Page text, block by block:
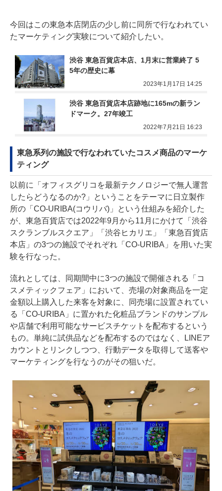
今回はこの東急本店閉店の少し前に同所で行なわれてい
たマーケティング実験について紹介したい。
渋谷 東急百貨店本店、1月末に営業終了 5
5年の歴史に幕
2023年1月17日 14:25
渋谷 東急百貨店本店跡地に165mの新ラン
ドマーク。27年竣工
2022年7月21日 16:23
東急系列の施設で行なわれていたコスメ商品のマーケ
ティング
以前に「オフィスグリコを最新テクノロジーで無人運営
したらどうなるのか?」ということをテーマに日立製作
所の「 CO-URIBA(コウリバ)」という仕組みを紹介した
が、東急百貨店では2022年9月から11月にかけて「渋谷
スクランブルスクエア」「渋谷ヒカリエ」「東急百貨店
本店」の3つの施設でそれぞれ「CO-URIBA」を用いた実
験を行なった。
流れとしては、同期間中に3つの施設で開催される「コ
スメティックフェア」において、売場の対象商品を一定
金額以上購入した来客を対象に、同売場に設置されてい
る「CO-URIBA」に置かれた化粧品ブランドのサンプル
や店舗で利用可能なサービスチケットを配布するという
もの。単純に試供品などを配布するのではなく、LINEア
カウントとリンクしつつ、行動データを取得して送客や
マーケティングを行なうのがその狙いだ。